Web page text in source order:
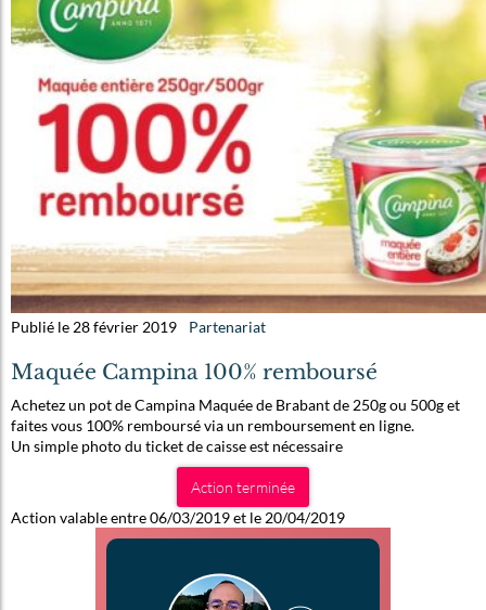
Publié le 28 février 2019 Partenariat
Maquée Campina 100% remboursé
Achetez un pot de Campina Maquée de Brabant de 250g ou 500g et
faites vous 100% remboursé via un remboursement en ligne.
Un simple photo du ticket de caisse est nécessaire
Action terminée
Action valable entre 06/03/2019 et le 20/04/2019